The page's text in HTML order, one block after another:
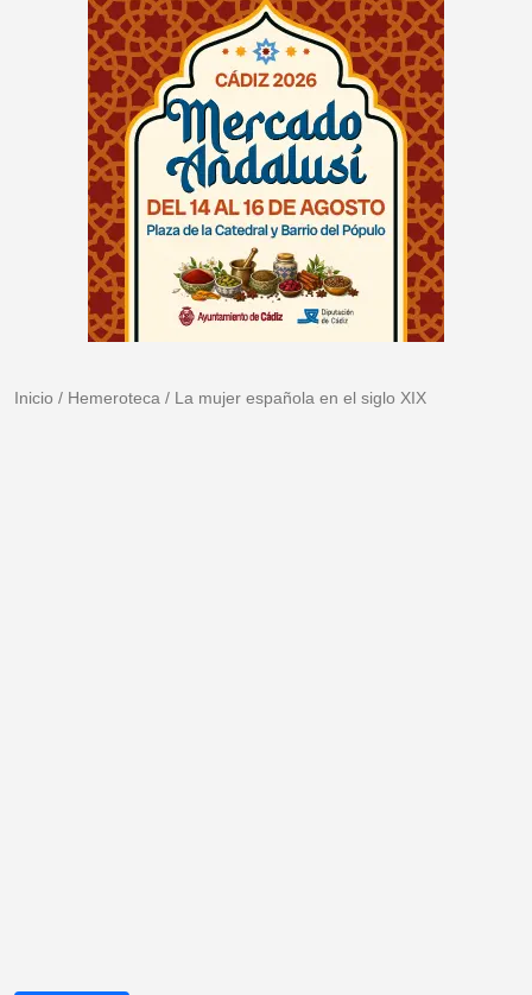
Inicio / Hemeroteca / La mujer española en el siglo XIX